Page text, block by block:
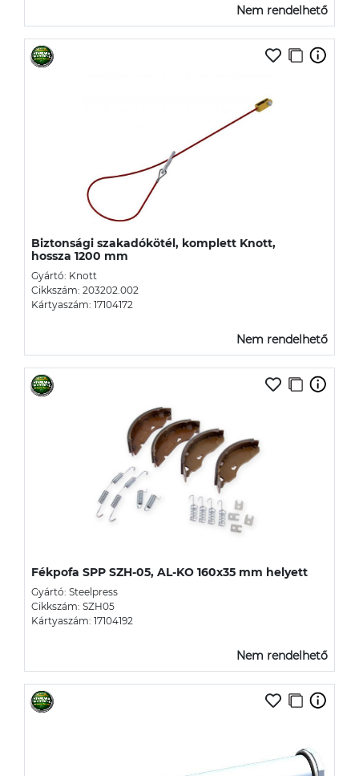
Nem rendelhető
Biztonsági szakadókötél, komplett Knott,
hossza 1200 mm
Gyártó: Knott
Cikkszám: 203202.002
Kártyaszám: 17104172
Nem rendelhető
Fékpofa SPP SZH-05, AL-KO 160x35 mm helyett
Gyártó: Steelpress
Cikkszám: SZH05
Kártyaszám: 17104192
Nem rendelhető